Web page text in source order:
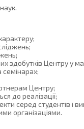
здобутків Центру у
семінарах;
Центру;
до реалізації;
серед студентів і
організаціями.